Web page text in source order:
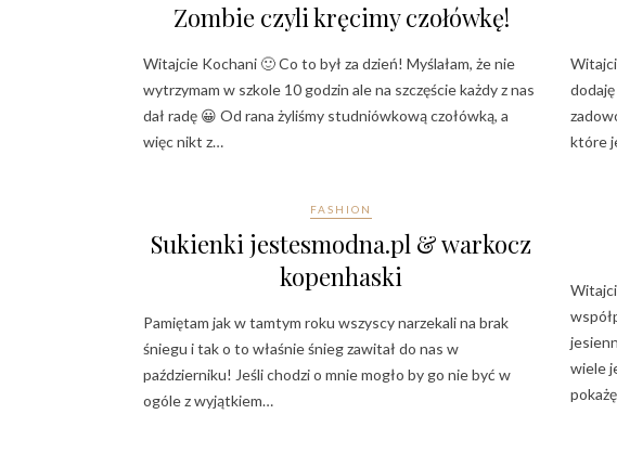
Zombie czyli kręcimy czołówkę!
Witajcie Kochani 🙂 Co to był za dzień! Myślałam, że nie
wytrzymam w szkole 10 godzin ale na szczęście każdy z nas
dał radę 😀 Od rana żyliśmy studniówkową czołówką, a
więc nikt z…
które
FASHION
Sukienki jestesmodna.pl & warkocz
kopenhaski
Pamiętam jak w tamtym roku wszyscy narzekali na brak
śniegu i tak o to właśnie śnieg zawitał do nas w
październiku! Jeśli chodzi o mnie mogło by go nie być w
ogóle z wyjątkiem…
wiele